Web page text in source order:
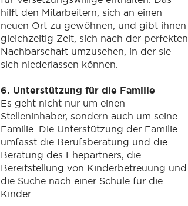
hilft den Mitarbeitern, sich an einen
neuen Ort zu gewöhnen, und gibt ihnen
gleichzeitig Zeit, sich nach der perfekten
Nachbarschaft umzusehen, in der sie
sich niederlassen können.
6. Unterstützung für die Familie
Es geht nicht nur um einen
Stelleninhaber, sondern auch um seine
Familie. Die Unterstützung der Familie
umfasst die Berufsberatung und die
Beratung des Ehepartners, die
Bereitstellung von Kinderbetreuung und
die Suche nach einer Schule für die
Kinder.